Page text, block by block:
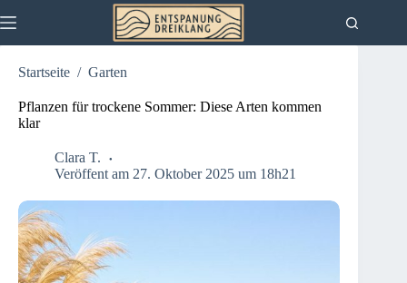
Inhalt
Startseite / Garten
Pflanzen für trockene Sommer: Diese Arten kommen
klar
Clara T.
Veröffent am 27. Oktober 2025 um 18h21